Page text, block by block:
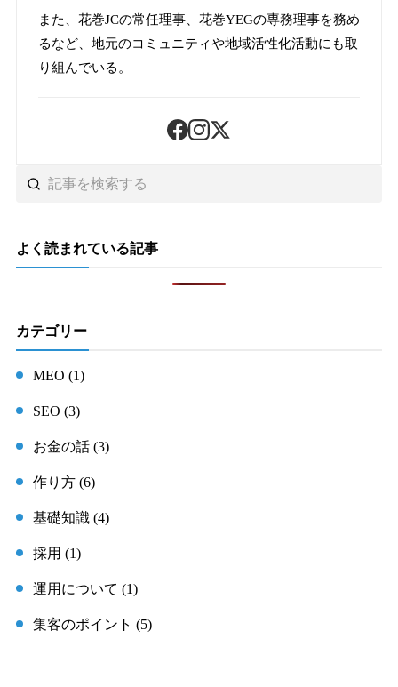
また、花巻JCの常任理事、花巻YEGの専務理事を務め
るなど、地元のコミュニティや地域活性化活動にも取
り組んでいる。
よく読まれている記事
カテゴリー
MEO (1)
SEO (3)
お金の話 (3)
作り方 (6)
基礎知識 (4)
採用 (1)
運用について (1)
集客のポイント (5)